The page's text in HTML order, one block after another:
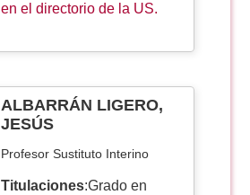
en el directorio de la US.
ALBARRÁN LIGERO,
JESÚS
Profesor Sustituto Interino
Titulaciones:Grado en